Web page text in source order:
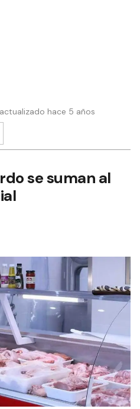
hace 5 años
se suman al